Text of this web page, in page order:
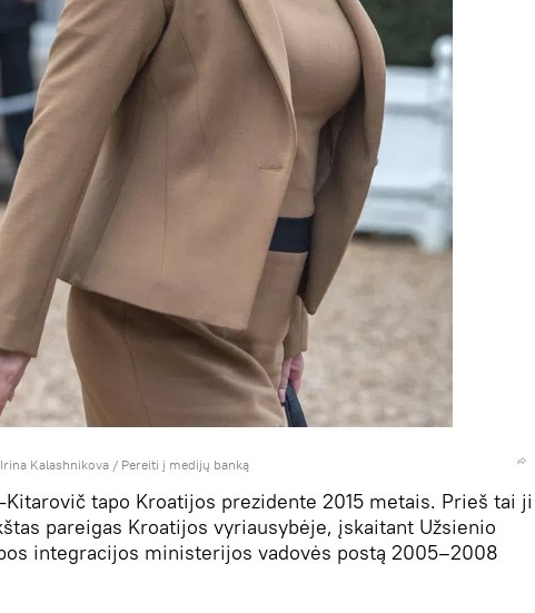
Kalashnikova / Pereiti į medijų banką
Kitarovič tapo Kroatijos prezidente 2015 metais. Prieš tai ji
pareigas Kroatijos vyriausybėje, įskaitant Užsienio
integracijos ministerijos vadovės postą 2005–2008